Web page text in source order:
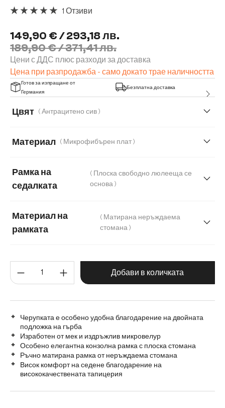
149,90 € / 293,18 лв.
189,90 € / 371,41 лв.
Цени с ДДС плюс разходи за доставка
Цена при разпродажба - само докато трае наличността
1 Отзиви
Готов за изпращане от
Германия
Безплатна доставка
Цвят ( Антрацитено сив )
Материал ( Микрофибърен плат )
Кадифе
Рамка на
седалката
( Плоска свободно люлееща се
основа )
Материал на
рамката
( Матирана неръждаема
стомана )
Количество на продукта:
Добави в количката
Черупката е особено удобна благодарение на двойната
подложка на гърба
Изработен от мек и издръжлив микровелур
Особено елегантна конзолна рамка с плоска стомана
Ръчно матирана рамка от неръждаема стомана
Висок комфорт на седене благодарение на
висококачествената тапицерия